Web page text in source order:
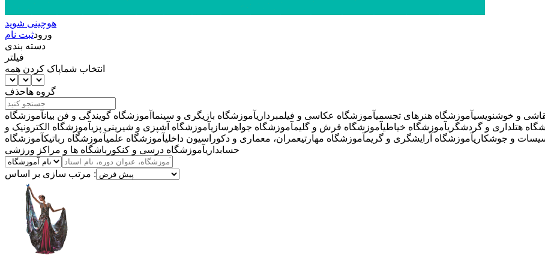
هوچینی شوید
ورودثبت نام
دسته بندی
فیلتر
انتخاب شماپاک کردن همه
گروه هاحذف
و خوشنویسیآموزشگاه هنرهای تجسمیآموزشگاه عکاسی و فیلمبرداریآموزشگاه بازیگری و سینما آموزشگاه گویندگی و فن بیانآموزشگاه
هتلداری و گردشگریآموزشگاه خیاطیآموزشگاه فرش و گلیمآموزشگاه جواهرسازیآموزشگاه آشپزی و شیرینی پزیآموزشگاه الکترونیک و
و جوشکاریآموزشگاه آرایشگری و گریمآموزشگاه مهارتیعمران، معماری و دکوراسیون داخلیآموزشگاه علمیآموزشگاه رباتیک
حسابداریآموزشگاه درسی و کنکور باشگاه ها و مراکز ورزشی
مرتب سازی بر اساس :